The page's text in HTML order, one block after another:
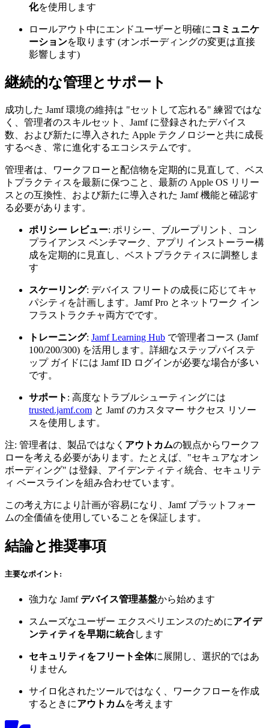
化を使用します
ロールアウト中にエンドユーザーと明確に コミュニケ
ーションを取ります (オンボーディングの変更は直接
影響します)
継続的な管理とサポート
成功した Jamf 環境の維持は "セットして忘れる" 練習ではな
く、管理者のスキルセット、Jamf に登録されたデバイス
数、および新たに導入された Apple テクノロジーと共に成長
するべき、常に進化するエコシステムです。
管理者は、ワークフローと配信物を定期的に見直して、ベス
トプラクティスを最新に保つこと、最新の Apple OS リリー
スとの互換性、および新たに導入された Jamf 機能と確認す
る必要があります。
ポリシー レビュー: ポリシー、ブループリント、コン
プライアンス ベンチマーク、アプリ インストーラー構
成を定期的に見直し、ベストプラクティスに調整しま
す
スケーリング: デバイス フリートの成長に応じてキャ
パシティを計画します。Jamf Pro とネットワーク イン
フラストラクチャ両方でです。
トレーニング: Jamf Learning Hub で管理者コース (Jamf
100/200/300) を活用します。詳細なステップバイステ
ップ ガイドには Jamf ID ログインが必要な場合が多い
です。
サポート : 高度なトラブルシューティングには
trusted.jamf.com と Jamf のカスタマー サクセス リソー
スを使用します。
注: 管理者は、製品ではなく アウトカムの観点からワークフ
ローを考える必要があります。たとえば、"セキュアなオン
ボーディング" は登録、アイデンティティ統合、セキュリテ
ィ ベースラインを組み合わせています。
この考え方により計画が容易になり、Jamf プラットフォー
ムの全価値を使用していることを保証します。
結論と推奨事項
主要なポイント:
強力な Jamfデバイス管理基盤から始めます
スムーズなユーザー エクスペリエンスのためにアイデ
ンティティを早期に統合します
セキュリティをフリート全体に展開し、選択的ではあ
りません
サイロ化されたツールではなく、ワークフローを作成
するときにアウトカムを考えます